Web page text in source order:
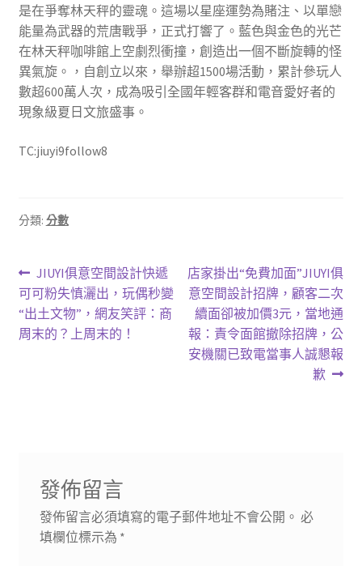
是在爭奪林天秤的靈魂。這場以星座運勢為賭注、以單戀
能量為武器的荒唐戰爭，正式打響了。藍色與金色的光芒
在林天秤咖啡館上空劇烈衝撞，創造出一個不斷旋轉的怪
異氣旋。，自創立以來，舉辦超1500場活動，累計參玩人
數超600萬人次，成為吸引全國年輕客群和電音愛好者的
現象級夏日文旅盛事。
TC:jiuyi9follow8
分類: 分數
文
章
導
上
一
篇
文
JIUYI俱意空間設計快遞
可可粉失慎灑出，玩偶秒變
“出土文物”，網友笑評：商
周末的？上周末的！
下
一
篇
文
章:
店家掛出“免費加面”JIUYI俱
意空間設計招牌，顧客二次
續面卻被加價3元，當地通
報：責令面館撤除招牌，公
安機關已致電當事人誠懇報
歉
發佈留言
發佈留言必須填寫的電子郵件地址不會公開。 必
填欄位標示為 *